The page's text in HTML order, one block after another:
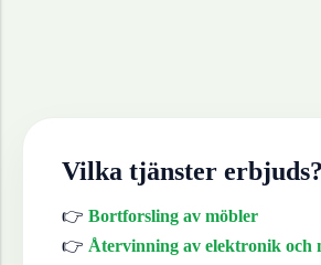
Vilka tjänster erbjuds?
👉 Bortforsling av möbler
👉 Återvinning av elektronik och